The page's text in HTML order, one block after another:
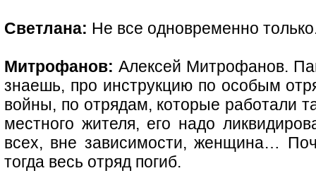
Светлана: Не все одновременно
Митрофанов: Алексей Митрофанов.
знаешь, про инструкцию по особым
войны, по отрядам, которые работали
местного жителя, его надо
всех, вне зависимости, женщина…
тогда весь отряд погиб.